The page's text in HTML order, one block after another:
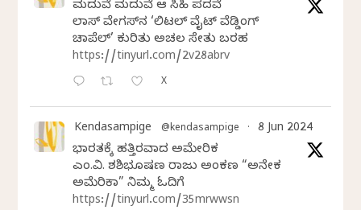
ಮದುವೆ ಮದುವೆ ಆ ಸಿಹಿ ಪದವೆ
ಲಾಸ್‌ ವೇಗಸ್‌ನ ‘ಲಿಟಲ್ ವೈಟ್ ವೆಡ್ಡಿಂಗ್
ಚಾಪೆಲ್’ ಕುರಿತು ಅಚಲ ಸೇತು ಬರಹ
https://tinyurl.com/2v28abrv
X
Kendasampige @kendasampige · 8 Jun 2024
ಭಾರತಕ್ಕೆ ಹತ್ತಿರವಾದ ಅಮೇರಿಕ
ಎಂ.ವಿ. ಶಶಿಭೂಷಣ ರಾಜು ಅಂಕಣ “ಅನೇಕ
ಅಮೆರಿಕಾ” ನಿಮ್ಮ ಓದಿಗೆ
https://tinyurl.com/35mrwwsn